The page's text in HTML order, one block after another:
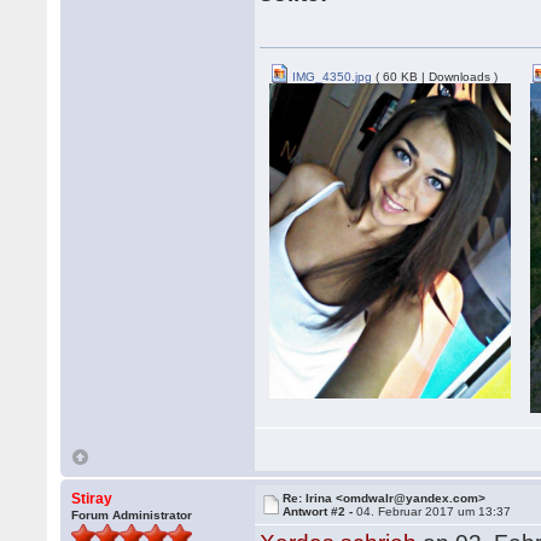
IMG_4350.jpg ( 60 KB | Downloads )
Stiray
Forum Administrator
Re: Irina <omdwalr@yandex.com>
Antwort #2 -04. Februar 2017 um 13:37